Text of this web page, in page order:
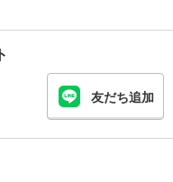
友だち追加